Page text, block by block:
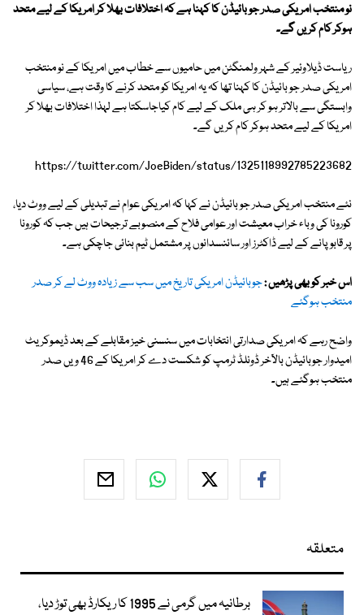
نو منتخب امریکی صدر جو بائیڈن کا کہنا ہے کہ اختلافات بھلا کر امریکا کے لیے متحد
ہوکر کام کریں گے۔
ریاست ڈیلاوئیر کے شہر ولمنگٹن میں حامیوں سے خطاب میں امریکا کے نو منتخب
امریکی صدر جو بائیڈن کا کہنا تھا کہ یہ امریکا کو متحد کرنے کا وقت ہے، سیاسی
وابستگی سے بالاتر ہو کر ہی ملک کے لیے کام کیاجاسکتا ہے لہذا اختلافات بھلا کر
امریکا کے لیے متحد ہوکر کام کریں گے۔
https://twitter.com/JoeBiden/status/1325118992785223682
نئے منتخب امریکی صدر جو بائیڈن نے کہا کہ امریکی عوام نے تبدیلی کے لیے ووٹ دیا،
کورونا کی وباء خراب معیشت اور عوامی فلاح کے منصوبے ترجیحات ہیں جب کہ کورونا
پر قابو پانے کے لیے ڈاکٹرز اور سائنسدانوں پر مشتمل ٹیم بنائی جاچکی ہے۔
اس خبر کو بھی پڑھیں :جوبائیڈن امریکی تاریخ میں سب سے زیادہ ووٹ لے کر صدر
منتخب ہوگئے
واضح رہے کہ امریکی صدارتی انتخابات میں سنسنی خیز مقابلے کے بعد ڈیموکریٹ
امیدوار جوبائیڈن بالآخر ڈونلڈ ٹرمپ کو شکست دے کر امریکا کے 46 ویں صدر
منتخب ہوگئے ہیں۔
متعلقہ
برطانیہ میں گرمی نے 1995 کا ریکارڈ بھی توڑ دیا،